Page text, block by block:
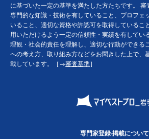
に基づいた一定の基準を満たした方たちです。
専門的な知識・技術を有していること、プロフェ
いること、適切な資格や許認可を取得しているこ
用いただけるよう一定の信頼性・実績を有してい
理観・社会的責任を理解し、適切な行動ができる
への考え方、取り組み方などをお聞きした上で、
載しています。［→審査基準］
専門家登録·掲載について